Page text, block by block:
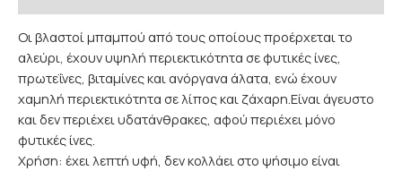
Οι βλαστοί μπαμπού από τους οποίους προέρχεται το
αλεύρι, έχουν υψηλή περιεκτικότητα σε φυτικές ίνες,
πρωτεΐνες, βιταμίνες και ανόργανα άλατα, ενώ έχουν
χαμηλή περιεκτικότητα σε λίπος και ζάχαρη.Είναι άγευστο
και δεν περιέχει υδατάνθρακες, αφού περιέχει μόνο
φυτικές ίνες.
Χρήση: έχει λεπτή υφή, δεν κολλάει στο ψήσιμο είναι